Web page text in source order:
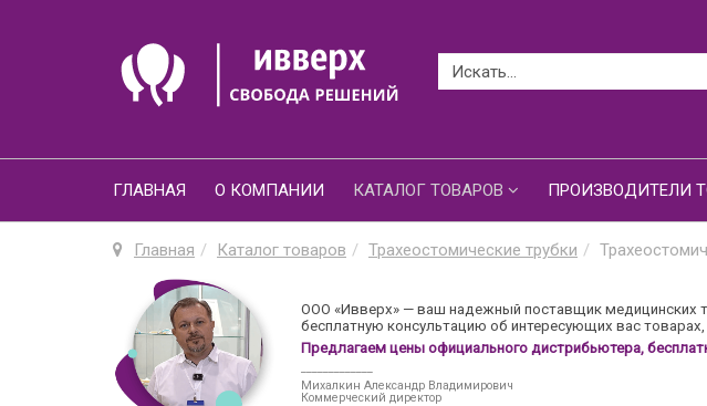
ГЛАВНАЯ О КОМПАНИИ КАТАЛОГ ТОВАРОВ ПРОИЗВОДИТЕЛИ
Главная Каталог товаров Трахеостомические трубки
ООО «Ивверх» — ваш надежный поставщик медицинских
бесплатную консультацию об интересующих вас
Предлагаем цены официального дистрибьютера,
Михалкин Александр Владимирович
Коммерческий директор